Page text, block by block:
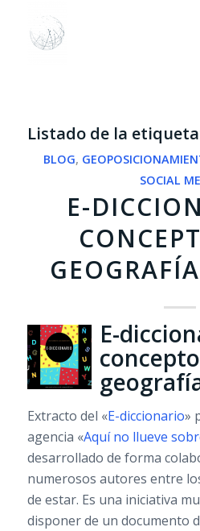
Listado de la
BLOG,
SOCIAL
E-
E-
Extracto del «E-diccionario»
agencia «Aquí no llueve
desarrollado de forma
numerosos autores entre
de estar. Es una iniciativa
disponer de un documento